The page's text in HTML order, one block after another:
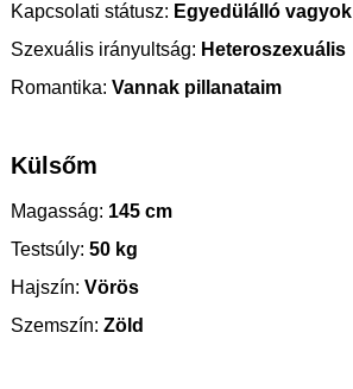
Kapcsolati státusz: Egyedülálló vagyok
Szexuális irányultság: Heteroszexuális
Romantika: Vannak pillanataim
Külsőm
Magasság: 145 cm
Testsúly: 50 kg
Hajszín: Vörös
Szemszín: Zöld